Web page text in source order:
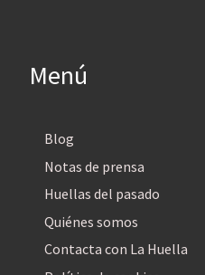
Menú
Blog
Notas de prensa
Huellas del pasado
Quiénes somos
Contacta con La Huella